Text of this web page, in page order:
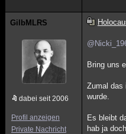
GilbMLRS
dabei seit 2006
Profil anzeigen
Private Nachricht
Bring uns
Zumal das
wurde.
Es bleibt
hab ja